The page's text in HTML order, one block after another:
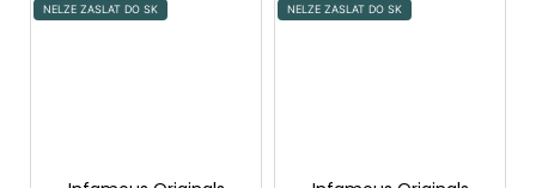
NELZE ZASLAT DO SK
NELZE ZASLAT DO SK